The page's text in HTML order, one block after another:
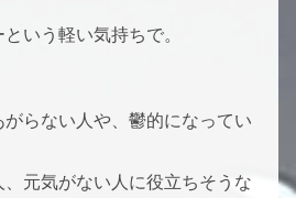
いう軽い気持ちで。
らない人や、鬱的になってい
元気がない人に役立ちそうな